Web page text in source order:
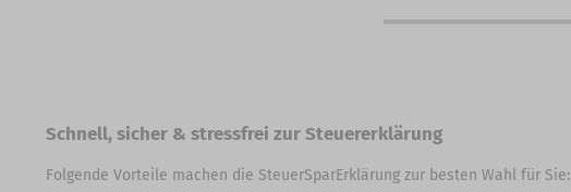
Schnell, sicher & stressfrei zur Steuererklärung
Folgende Vorteile machen die SteuerSparErklärung zur besten Wahl für Sie: